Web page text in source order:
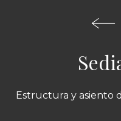
Estructura y asiento